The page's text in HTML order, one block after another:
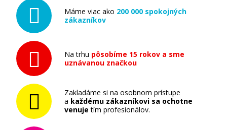
Máme viac ako 200 000 spokojných
zákazníkov
Na trhu pôsobíme 15 rokov a sme
uznávanou značkou
Zakladáme si na osobnom prístupe
a každému zákazníkovi sa ochotne
venuje tím profesionálov.